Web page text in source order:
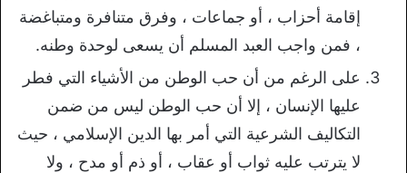
إقامة أحزاب ، أو جماعات ، وفرق متنافرة ومتباغضة
، فمن واجب العبد المسلم أن يسعى لوحدة وطنه.
على الرغم من أن حب الوطن من الأشياء التي فطر
عليها الإنسان ، إلا أن حب الوطن ليس من ضمن
التكاليف الشرعية التي أمر بها الدين الإسلامي ، حيث
لا يترتب عليه ثواب أو عقاب ، أو ذم أو مدح ، ولا